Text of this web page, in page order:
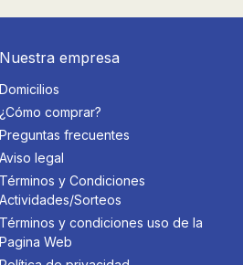
Nuestra empresa
Domicilios
¿Cómo comprar?
Preguntas frecuentes
Aviso legal
Términos y Condiciones
Actividades/Sorteos
Términos y condiciones uso de la
Pagina Web